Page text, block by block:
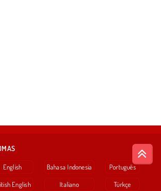
English
English
Bahasa Indonesia
Italiano
Português
Türkçe